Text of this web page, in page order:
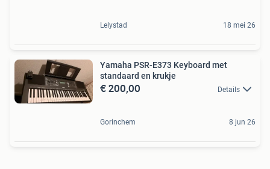
Lelystad 18 mei 26
Yamaha PSR-E373 Keyboard met
standaard en krukje
€ 200,00 Details
Gorinchem 8 jun 26